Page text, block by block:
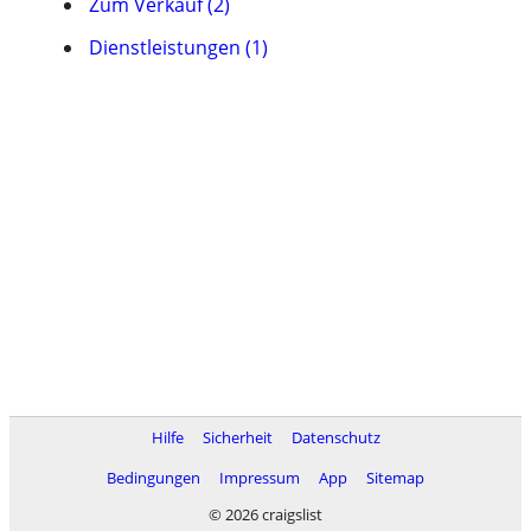
Dienstleistungen (1)
Hilfe Sicherheit
Datenschutz
Bedingungen
Impressum App
Sitemap
© 2026 craigslist